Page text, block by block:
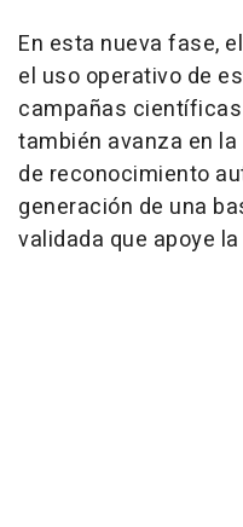
En esta nueva fase,
el uso operativo de
campañas
también avanza en
de reconocimiento
generación de una
validada que apoye